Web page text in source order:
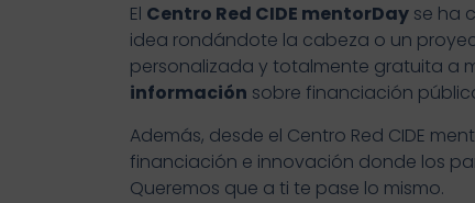
El Centro Red CIDE mentorDayse ha
idea rondándote la cabeza o un
personalizada y totalmente gratuita a
información sobre financiación
Además, desde el Centro Red CIDE
financiación e innovación donde los
Queremos que a ti te pase lo mismo.